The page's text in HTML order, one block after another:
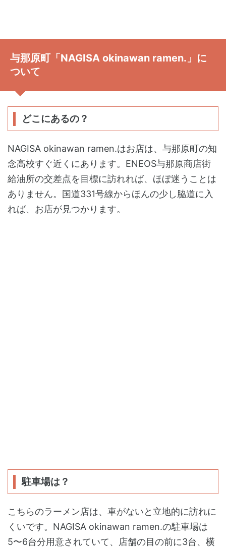
与那原町「NAGISA okinawan ramen.」に
ついて
どこにあるの？
NAGISA okinawan ramen.はお店は、与那原町の知
念高校すぐ近くにあります。ENEOS与那原商店街
給油所の交差点を目標に訪れれば、ほぼ迷うことは
ありません。国道331号線からほんの少し脇道に入
れば、お店が見つかります。
駐車場は？
こちらのラーメン店は、車がないと立地的に訪れに
くいです。NAGISA okinawan ramen.の駐車場は
5〜6台分用意されていて、店舗の目の前に3台、横